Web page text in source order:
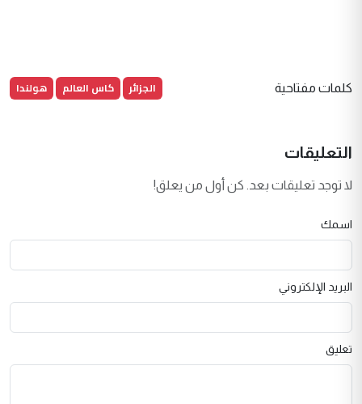
كلمات مفتاحية الجزائر كاس العالم هولندا
التعليقات
لا توجد تعليقات بعد. كن أول من يعلق!
اسمك
البريد الإلكتروني
تعليق